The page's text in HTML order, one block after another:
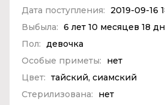
Дата поступления:
2019-09-16
Выбыла: 6 лет 10 месяцев 18
Пол: девочка
Особые приметы:
нет
Цвет: тайский, сиамский
Стерилизована:
нет